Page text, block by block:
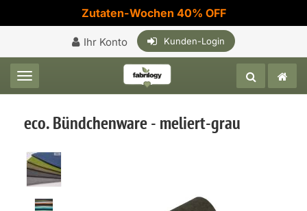
Zutaten-Wochen 40% OFF
Ihr Konto Kunden-Login
Toggle navigation
eco. Bündchenware - meliert-grau